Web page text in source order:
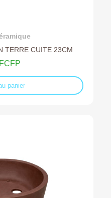
devis
TERRE CUITE 23CM
panier